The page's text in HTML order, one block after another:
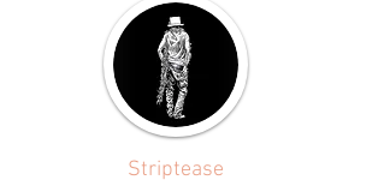
Striptease